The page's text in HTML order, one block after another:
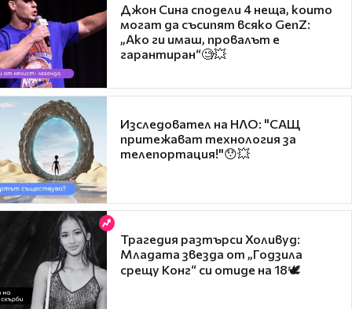
Джон Сина сподели 4 неща, които
могат да съсипят всяко GenZ:
„Ако ги имаш, провалът е
гарантиран“🧐💥
Изследовател на НЛО: "САЩ
притежават технология за
телепортация!"😯💥
Трагедия разтърси Холивуд:
Младата звезда от „Годзила
срещу Конг“ си отиде на 18🕊️